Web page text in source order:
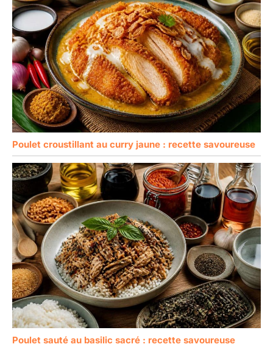
Poulet croustillant au curry jaune : recette savoureuse
Poulet sauté au basilic sacré : recette savoureuse